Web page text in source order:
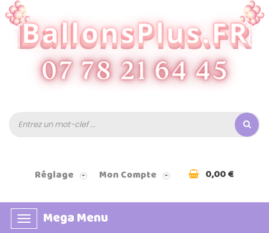
Réglage Mon Compte 0,00 €
BasculerMega Menu